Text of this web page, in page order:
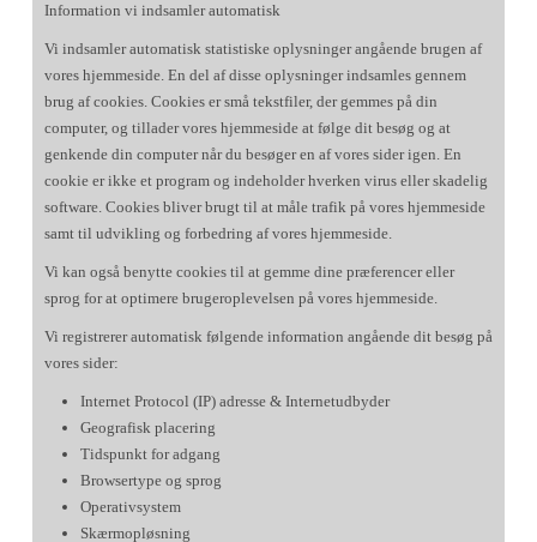
Information vi indsamler automatisk
Vi indsamler automatisk statistiske oplysninger angående brugen af
vores hjemmeside. En del af disse oplysninger indsamles gennem
brug af cookies. Cookies er små tekstfiler, der gemmes på din
computer, og tillader vores hjemmeside at følge dit besøg og at
genkende din computer når du besøger en af vores sider igen. En
cookie er ikke et program og indeholder hverken virus eller skadelig
software. Cookies bliver brugt til at måle trafik på vores hjemmeside
samt til udvikling og forbedring af vores hjemmeside.
Vi kan også benytte cookies til at gemme dine præferencer eller
sprog for at optimere brugeroplevelsen på vores hjemmeside.
Vi registrerer automatisk følgende information angående dit besøg på
vores sider:
Internet Protocol (IP) adresse & Internetudbyder
Geografisk placering
Tidspunkt for adgang
Browsertype og sprog
Operativsystem
Skærmopløsning